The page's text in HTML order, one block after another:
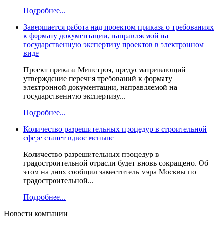
Подробнее...
Завершается работа над проектом приказа о требованиях
к формату документации, направляемой на
государственную экспертизу проектов в электронном
виде
Проект приказа Минстроя, предусматривающий
утверждение перечня требований к формату
электронной документации, направляемой на
государственную экспертизу...
Подробнее...
Количество разрешительных процедур в строительной
сфере станет вдвое меньше
Количество разрешительных процедур в
градостроительной отрасли будет вновь сокращено. Об
этом на днях сообщил заместитель мэра Москвы по
градостроительной...
Подробнее...
Новости компании